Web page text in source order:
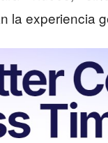
la experiencia